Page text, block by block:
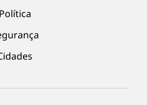
Política